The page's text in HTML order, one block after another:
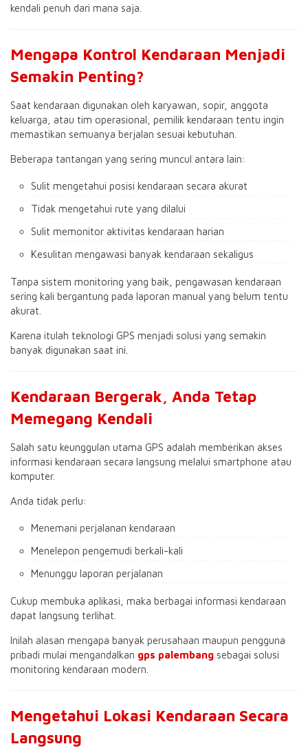
kendali penuh dari mana saja.
Mengapa Kontrol Kendaraan Menjadi
Semakin Penting?
Saat kendaraan digunakan oleh karyawan, sopir, anggota
keluarga, atau tim operasional, pemilik kendaraan tentu ingin
memastikan semuanya berjalan sesuai kebutuhan.
Beberapa tantangan yang sering muncul antara lain:
Sulit mengetahui posisi kendaraan secara akurat
Tidak mengetahui rute yang dilalui
Sulit memonitor aktivitas kendaraan harian
Kesulitan mengawasi banyak kendaraan sekaligus
Tanpa sistem monitoring yang baik, pengawasan kendaraan
sering kali bergantung pada laporan manual yang belum tentu
akurat.
Karena itulah teknologi GPS menjadi solusi yang semakin
banyak digunakan saat ini.
Kendaraan Bergerak, Anda Tetap
Memegang Kendali
Salah satu keunggulan utama GPS adalah memberikan akses
informasi kendaraan secara langsung melalui smartphone atau
komputer.
Anda tidak perlu:
Menemani perjalanan kendaraan
Menelepon pengemudi berkali-kali
Menunggu laporan perjalanan
Cukup membuka aplikasi, maka berbagai informasi kendaraan
dapat langsung terlihat.
Inilah alasan mengapa banyak perusahaan maupun pengguna
pribadi mulai mengandalkan gps palembang sebagai solusi
monitoring kendaraan modern.
Mengetahui Lokasi Kendaraan Secara
Langsung